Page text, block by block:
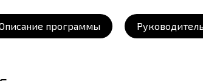
программы